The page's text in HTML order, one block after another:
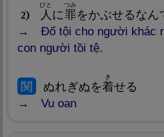
2 人
ひと
に罪
つみ
をかぶせるなん
Đổ tội cho người khác
con người tồi tệ.
関 ぬれぎぬを着
き
せる
Vu oan